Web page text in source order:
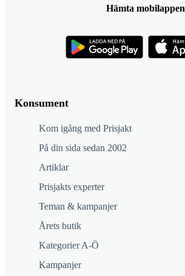
Konsument
Kom igång med Prisjakt
På din sida sedan 2002
Artiklar
Prisjakts experter
Teman & kampanjer
Årets butik
Kategorier A-Ö
Kampanjer
Hämta mobilappen